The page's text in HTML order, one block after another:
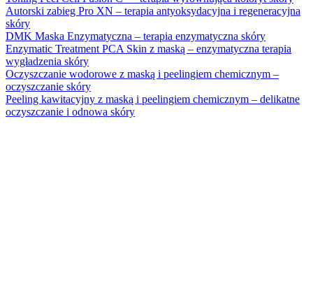
Autorski zabieg Pro XN – terapia antyoksydacyjna i regeneracyjna
skóry
DMK Maska Enzymatyczna – terapia enzymatyczna skóry
Enzymatic Treatment PCA Skin z maską – enzymatyczna terapia
wygładzenia skóry
Oczyszczanie wodorowe z maską i peelingiem chemicznym –
oczyszczanie skóry
Peeling kawitacyjny z maską i peelingiem chemicznym – delikatne
oczyszczanie i odnowa skóry